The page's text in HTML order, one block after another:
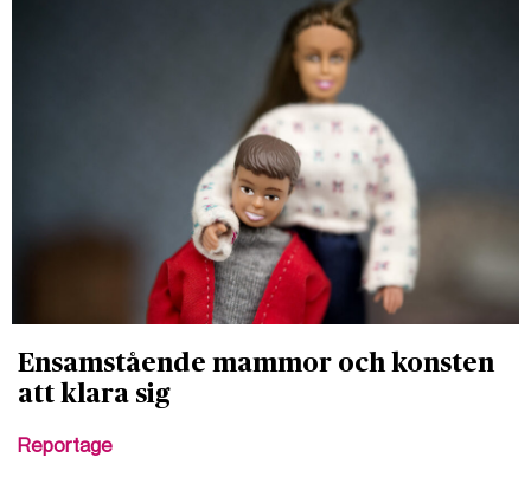
Ensamstående mammor och konsten
att klara sig
Reportage